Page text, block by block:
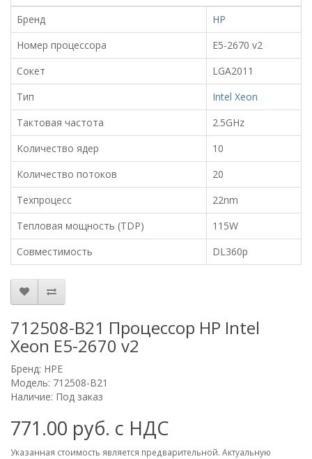
Бренд
HP
Номер процессора
E5-2670 v2
Сокет
LGA2011
Тип
Intel Xeon
Тактовая частота
2.5GHz
Количество ядер
10
Количество потоков
20
Техпроцесс
22nm
Тепловая мощность (TDP)
115W
Совместимость
DL360p
712508-B21 Процессор HP Intel
Xeon E5-2670 v2
Бренд: HPE
Модель: 712508-B21
Наличие: Под заказ
771.00 руб. с НДС
Указанная стоимость является предварительной. Актуальную